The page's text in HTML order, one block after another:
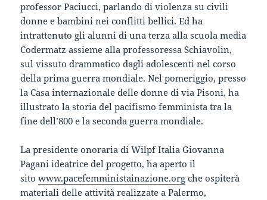
professor Paciucci, parlando di violenza su civili
donne e bambini nei conflitti bellici. Ed ha
intrattenuto gli alunni di una terza alla scuola media
Codermatz assieme alla professoressa Schiavolin,
sul vissuto drammatico dagli adolescenti nel corso
della prima guerra mondiale. Nel pomeriggio, presso
la Casa internazionale delle donne di via Pisoni, ha
illustrato la storia del pacifismo femminista tra la
fine dell’800 e la seconda guerra mondiale.
La presidente onoraria di Wilpf Italia Giovanna
Pagani ideatrice del progetto, ha aperto il
sitowww.pacefemministainazione.org che ospiterà
materiali delle attività realizzate a Palermo,